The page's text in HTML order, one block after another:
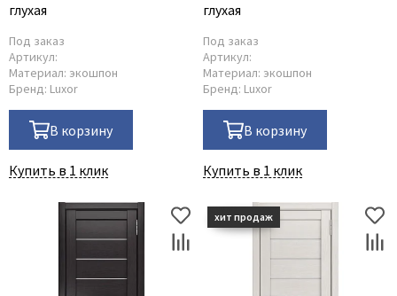
глухая
Под заказ
Артикул:
Материал: экошпон
Бренд: Luxor
В корзину
Купить в 1 клик
глухая
Под заказ
Артикул:
Материал: экошпон
Бренд: Luxor
В корзину
Купить в 1 клик